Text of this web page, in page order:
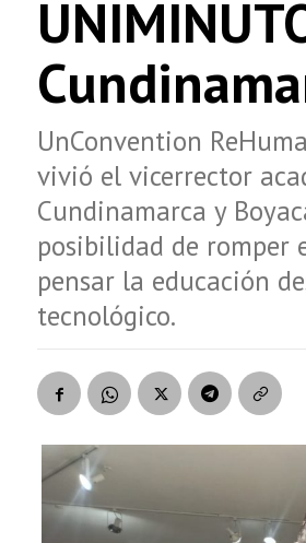
UnConvention
vivió el vicerrector
Cundinamarca y
posibilidad de romper
pensar la educación
tecnológico.